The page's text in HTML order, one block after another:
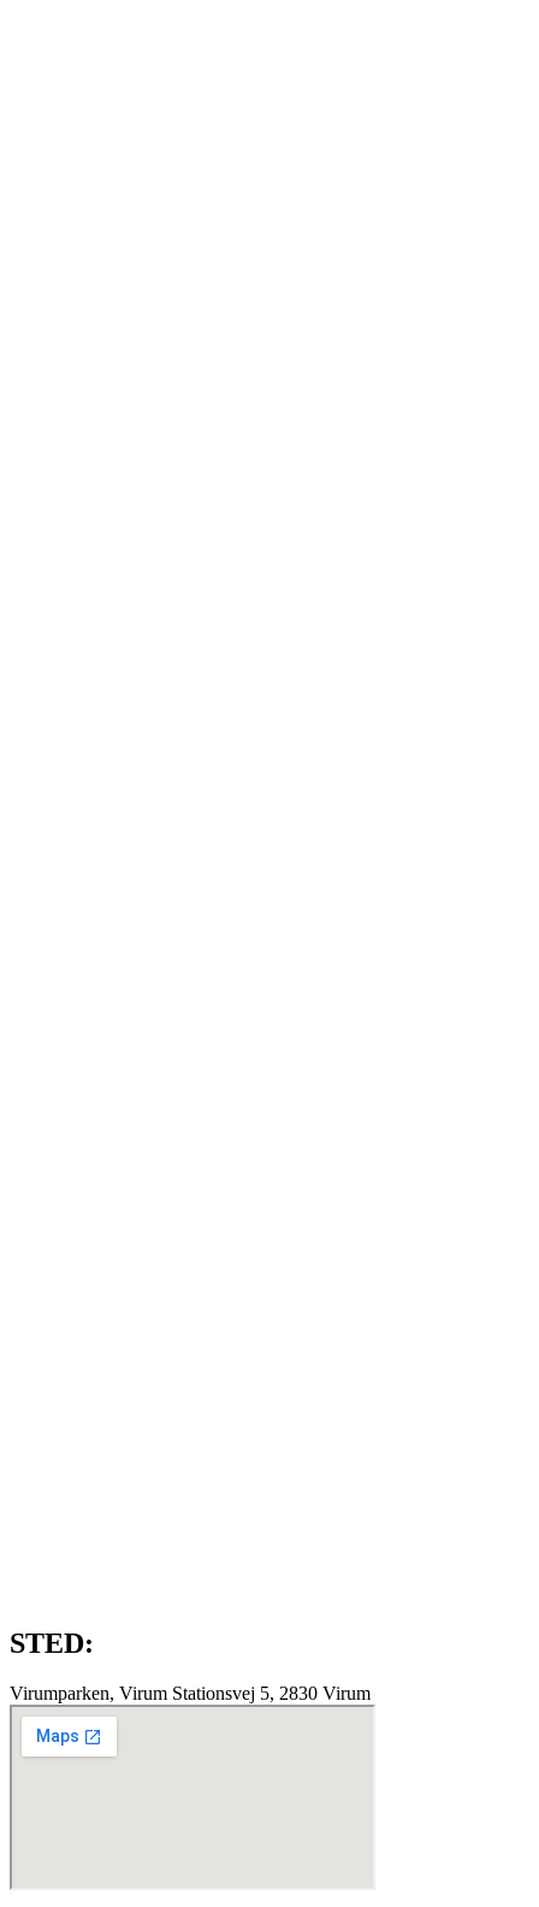
STED:
Virumparken, Virum Stationsvej 5, 2830 Virum